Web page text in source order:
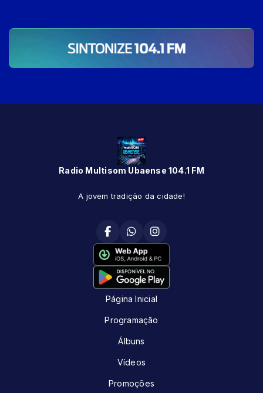
Radio Multisom Ubaense 104.1 FM
A jovem tradição da cidade!
Página Inicial
Programação
Álbuns
Vídeos
Promoções